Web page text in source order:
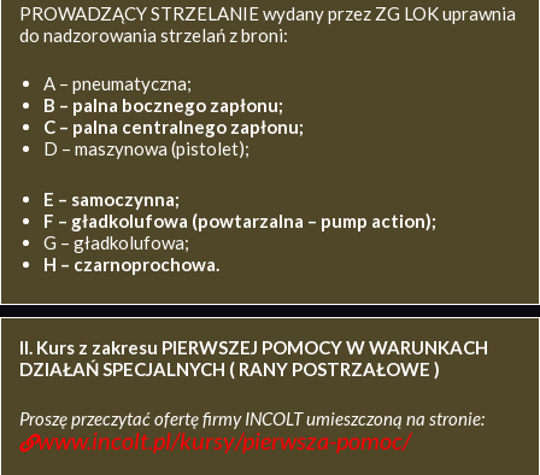
PROWADZĄCY STRZELANIE wydany przez ZG LOK uprawnia
do nadzorowania strzelań z broni:
A – pneumatyczna;
B – palna bocznego zapłonu;
C – palna centralnego zapłonu;
D – maszynowa (pistolet);
E – samoczynna;
F – gładkolufowa (powtarzalna – pump action);
G – gładkolufowa;
H – czarnoprochowa.
II. Kurs z zakresu PIERWSZEJ POMOCY W WARUNKACH
DZIAŁAŃ SPECJALNYCH ( RANY POSTRZAŁOWE )
Proszę przeczytać ofertę firmy INCOLT umieszczoną na stronie:
www.incolt.pl/kursy/pierwsza-pomoc/